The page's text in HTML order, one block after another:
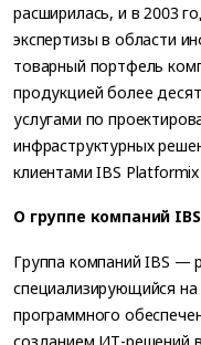
расширилась, и в 2003
экспертизы в области
товарный портфель
продукцией более
услугами по
инфраструктурных
клиентами IBS
О группе компаний IBS
Группа компаний IBS —
специализирующийся на
программного